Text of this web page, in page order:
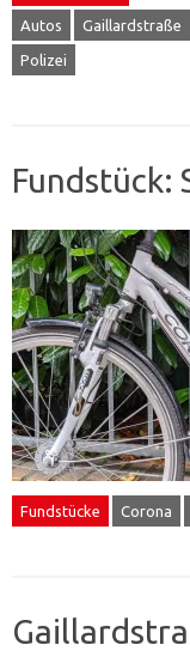
Autos Gaillardstraße
Polizei
Fundstück:
Fundstücke Corona